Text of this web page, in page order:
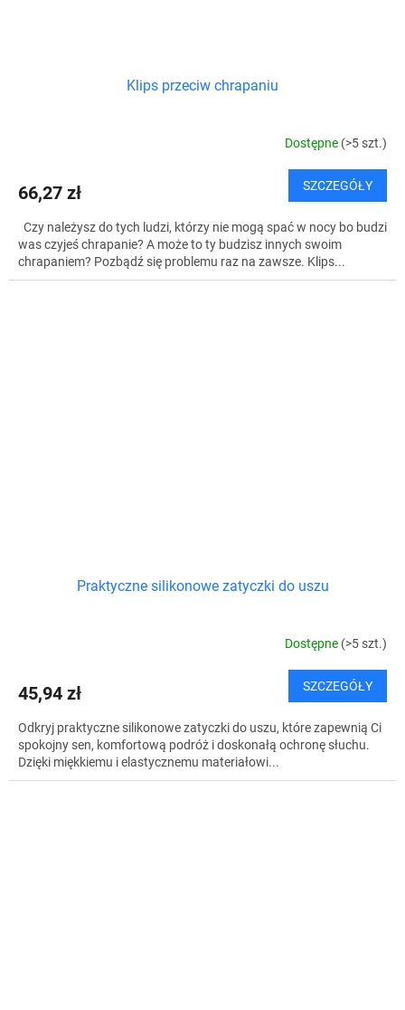
Klips przeciw chrapaniu
Dostępne (>5 szt.)
66,27 zł SZCZEGÓŁY
Czy należysz do tych ludzi, którzy nie mogą spać w nocy bo budzi
was czyjeś chrapanie? A może to ty budzisz innych swoim
chrapaniem? Pozbądź się problemu raz na zawsze. Klips...
Praktyczne silikonowe zatyczki do uszu
Dostępne (>5 szt.)
45,94 zł SZCZEGÓŁY
Odkryj praktyczne silikonowe zatyczki do uszu, które zapewnią Ci
spokojny sen, komfortową podróż i doskonałą ochronę słuchu.
Dzięki miękkiemu i elastycznemu materiałowi...